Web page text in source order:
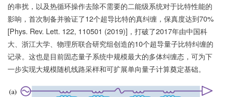
的串扰，以及热循环操作去除不需要的二能级系统对于比特性能的
影响，首次制备并验证了12个超导比特的真纠缠，保真度达到70%
[Phys. Rev. Lett. 122, 110501 (2019)]，打破了2017年由中国科
大、浙江大学、物理所联合研究组创造的10个超导量子比特纠缠的
记录。这也是目前固态量子系统中规模最大的多体纠缠态，可为下
一步实现大规模随机线路采样和可扩展单向量子计算奠定基础。